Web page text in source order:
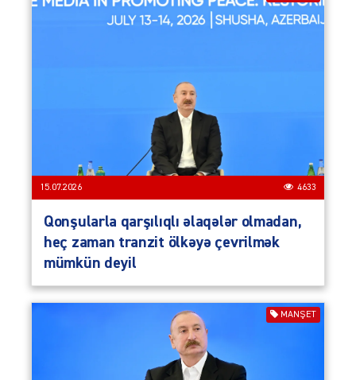
15.07.2026 4633
Qonşularla qarşılıqlı əlaqələr olmadan,
heç zaman tranzit ölkəyə çevrilmək
mümkün deyil
MANŞET